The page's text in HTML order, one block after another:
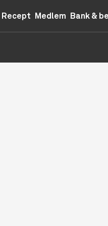
Recept Medlem Bank &